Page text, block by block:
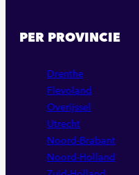
PER PROVINCIE
Drenthe
Flevoland
Overijssel
Utrecht
Noord-Brabant
Noord-Holland